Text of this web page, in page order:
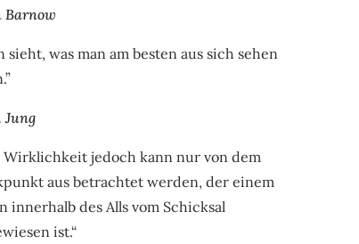
Barnow
sieht, was man am besten aus sich sehen
Jung
Wirklichkeit jedoch kann nur von dem
aus betrachtet werden, der einem
innerhalb des Alls vom Schicksal
ist.“